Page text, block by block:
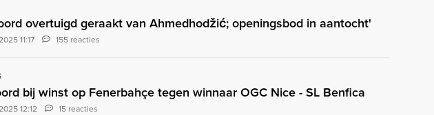
overtuigd geraakt van Ahmedhodžić; openingsbod in aantocht'
11:17 155 reacties
bij winst op Fenerbahçe tegen winnaar OGC Nice - SL Benfica
12:12 15 reacties